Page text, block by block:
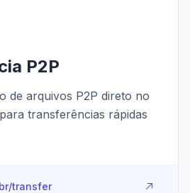
P2P
de arquivos P2P direto no
transferências rápidas
transfer